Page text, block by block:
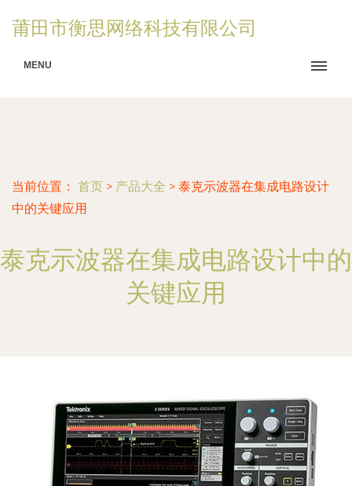
莆田市衡思网络科技有限公司
MENU
当前位置： 首页 > 产品大全 > 泰克示波器在集成电路设计
中的关键应用
泰克示波器在集成电路设计中的
关键应用